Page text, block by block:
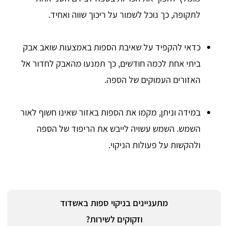
לתקופה, כך נוכל לשמור על ריכוך שווה ואחיד.
כדאי להקפיד על שאיבת הספות באמצעות שואב אבק
ביתי אחת לכמה חודשים, כך תמנעו מהאבק לחדור אל
האזורים העמוקים של הספה.
במידה וניתן, מקמו את הספות באזור שאינו חשוף לאור
השמש. השמש עשויה לייבש את הריפוד של הספה
ולהקשות על פעולות הניקוי.
מתעניינים בניקוי ספות באשדוד
וזקוקים לשירות?